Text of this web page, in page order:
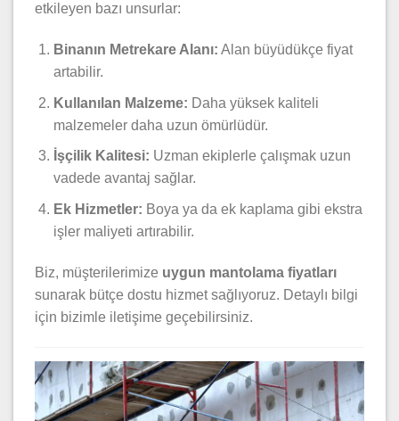
etkileyen bazı unsurlar:
Binanın Metrekare Alanı: Alan büyüdükçe fiyat
artabilir.
Kullanılan Malzeme: Daha yüksek kaliteli
malzemeler daha uzun ömürlüdür.
İşçilik Kalitesi: Uzman ekiplerle çalışmak uzun
vadede avantaj sağlar.
Ek Hizmetler: Boya ya da ek kaplama gibi ekstra
işler maliyeti artırabilir.
Biz, müşterilerimize uygun mantolama fiyatları
sunarak bütçe dostu hizmet sağlıyoruz. Detaylı bilgi
için bizimle iletişime geçebilirsiniz.